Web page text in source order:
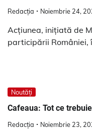
Redacția Noiembrie 24,
Acțiunea, inițiată de
participării României,
Noutăți
Cafeaua: Tot ce
Redacția Noiembrie 23,